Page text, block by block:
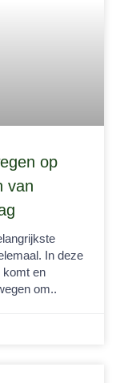
op
van
In deze
komt en
om..